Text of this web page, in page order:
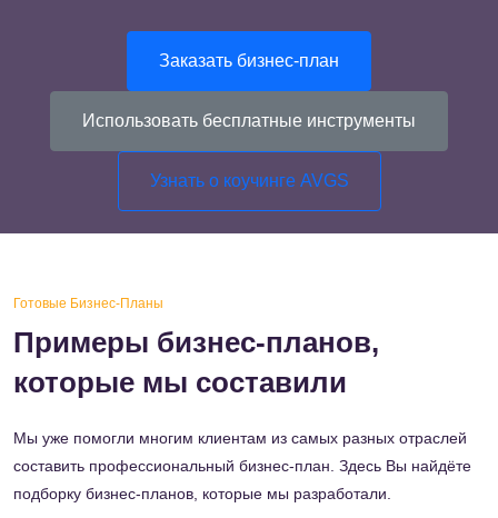
Заказать бизнес-план
Использовать бесплатные инструменты
Узнать о коучинге AVGS
Готовые Бизнес-Планы
Примеры бизнес-планов,
которые мы составили
Мы уже помогли многим клиентам из самых разных отраслей
составить профессиональный бизнес-план. Здесь Вы найдёте
подборку бизнес-планов, которые мы разработали.